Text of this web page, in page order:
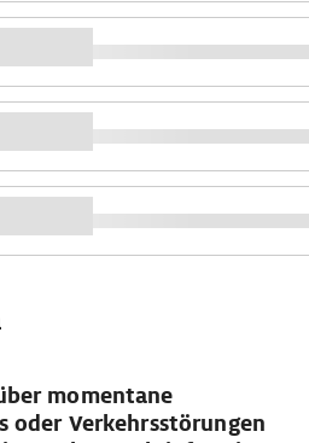
momentane
oder Verkehrsstörungen